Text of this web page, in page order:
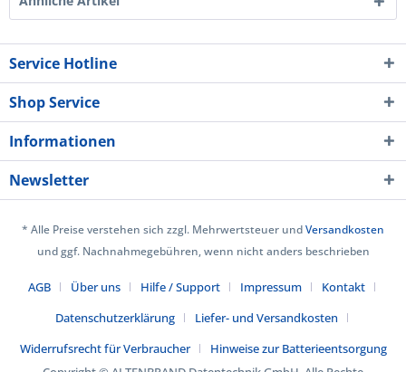
Service Hotline
Shop Service
Informationen
Newsletter
* Alle Preise verstehen sich zzgl. Mehrwertsteuer undVersandkosten
und ggf. Nachnahmegebühren, wenn nicht anders beschrieben
AGB Über uns Hilfe / Support Impressum
Kontakt
Datenschutzerklärung
Liefer- und Versandkosten
Widerrufsrecht für Verbraucher
Hinweise zur Batterieentsorgung